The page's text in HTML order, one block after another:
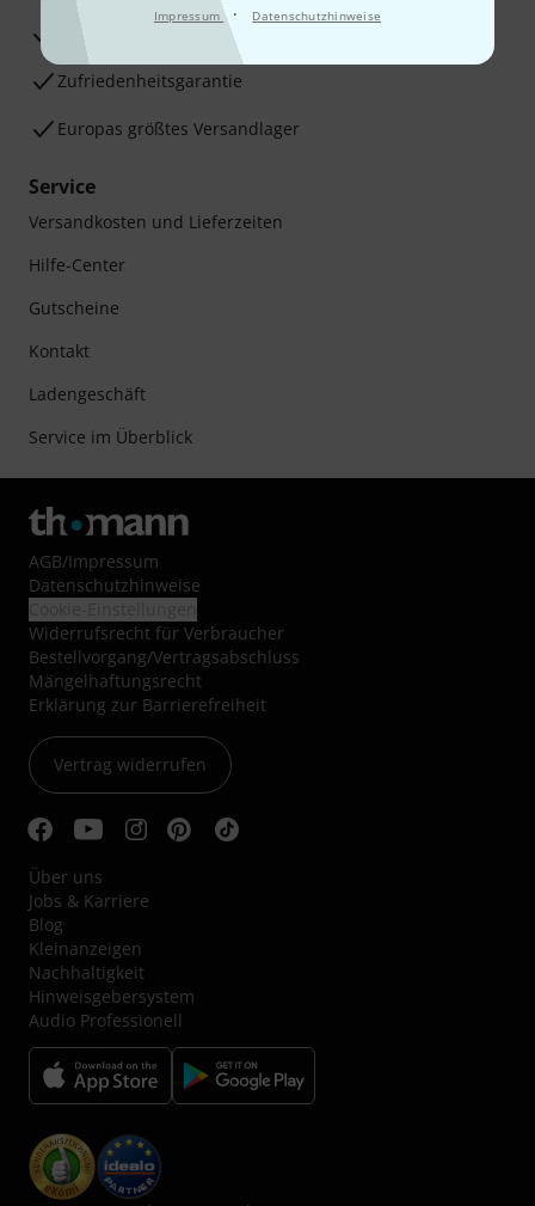
Impressum · Datenschutzhinweise
Beratung durch Fachexperten
Zufriedenheitsgarantie
Europas größtes Versandlager
Service
Versandkosten und Lieferzeiten
Hilfe-Center
Gutscheine
Kontakt
Ladengeschäft
Service im Überblick
AGB/Impressum
Datenschutzhinweise
Widerrufsrecht für Verbraucher
Bestellvorgang/Vertragsabschluss
Mängelhaftungsrecht
Erklärung zur Barrierefreiheit
Vertrag widerrufen
Über uns
Jobs & Karriere
Blog
Kleinanzeigen
Nachhaltigkeit
Hinweisgebersystem
Audio Professionell